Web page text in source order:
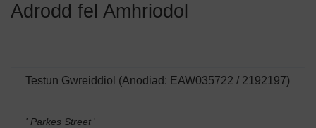
Adrodd fel Amhriodol
Testun Gwreiddiol (Anodiad: EAW035722 / 2192197)
' Parkes Street '